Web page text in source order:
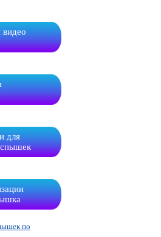
видео
для
по